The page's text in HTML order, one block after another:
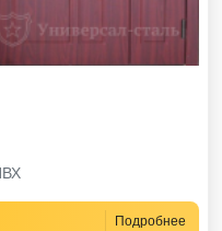
Подробнее